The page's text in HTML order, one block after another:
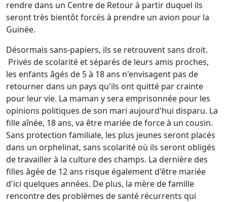
rendre dans un Centre de Retour à partir duquel ils
seront très bientôt forcés à prendre un avion pour la
Guinée.
Désormais sans-papiers, ils se retrouvent sans droit.
Privés de scolarité et séparés de leurs amis proches,
les enfants âgés de 5 à 18 ans n'envisagent pas de
retourner dans un pays qu'ils ont quitté par crainte
pour leur vie. La maman y sera emprisonnée pour les
opinions politiques de son mari aujourd'hui disparu. La
fille aînée, 18 ans, va être mariée de force à un cousin.
Sans protection familiale, les plus jeunes seront placés
dans un orphelinat, sans scolarité où ils seront obligés
de travailler à la culture des champs. La dernière des
filles âgée de 12 ans risque également d'être mariée
d'ici quelques années. De plus, la mère de famille
rencontre des problèmes de santé récurrents qui